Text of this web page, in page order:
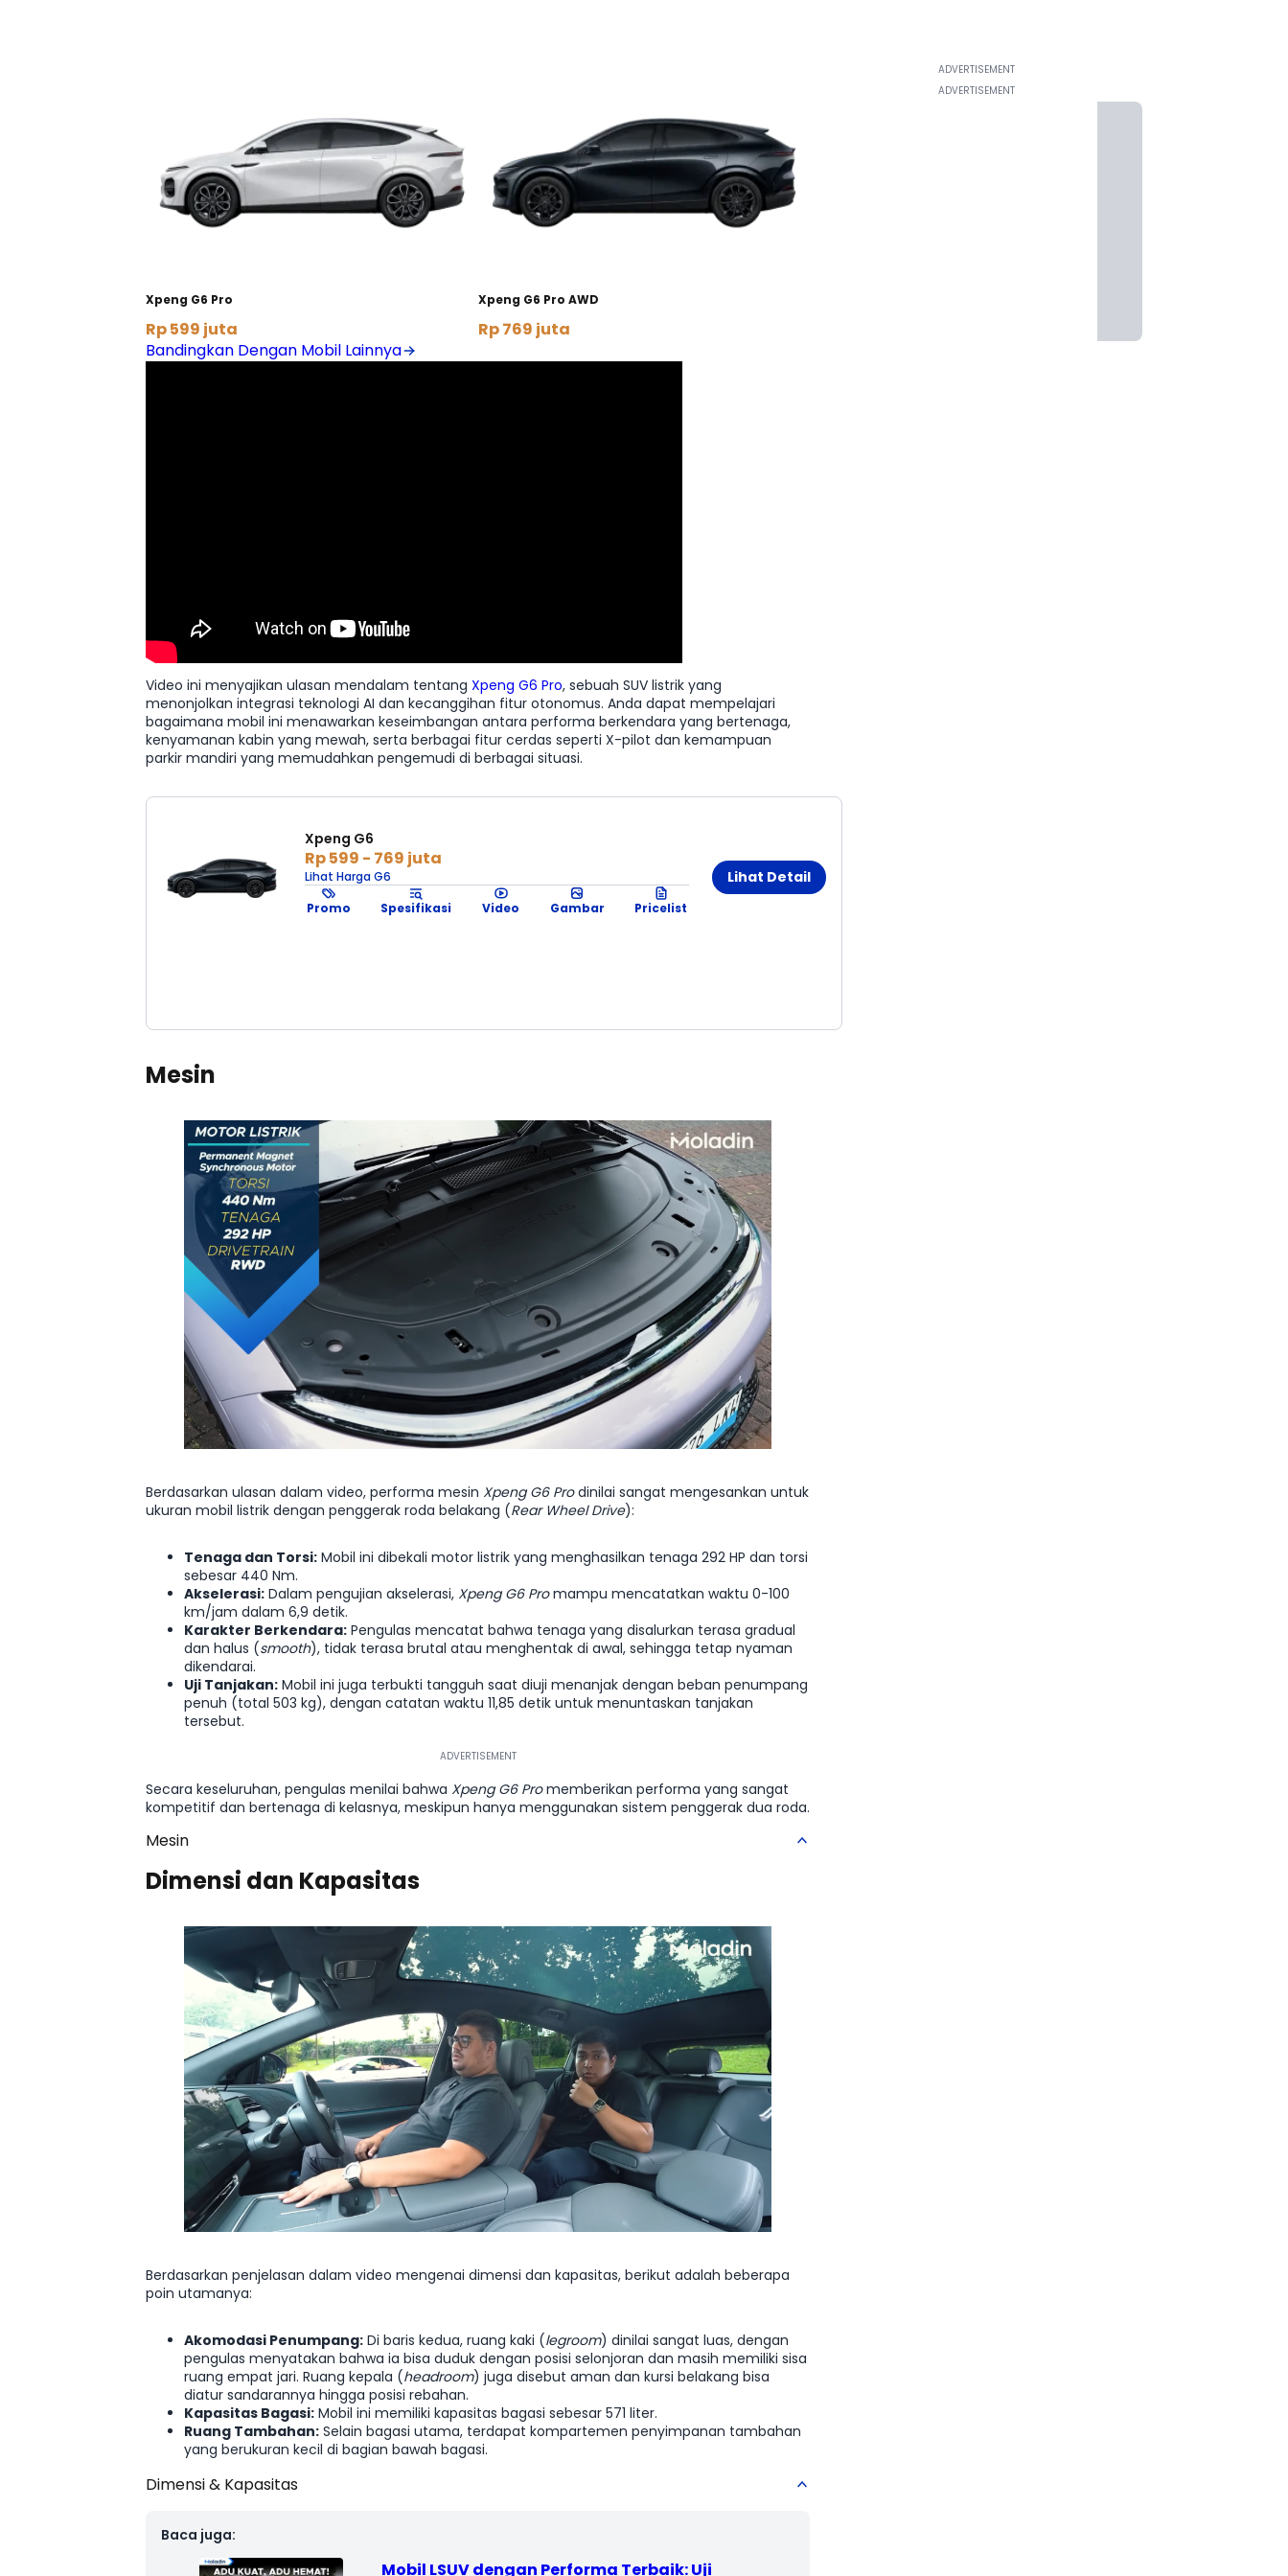
Xpeng G6 Pro
Rp 599 juta
Xpeng G6 Pro AWD
Rp 769 juta
Bandingkan Dengan Mobil Lainnya
Video ini menyajikan ulasan mendalam tentang Xpeng G6 Pro, sebuah SUV listrik yang
menonjolkan integrasi teknologi AI dan kecanggihan fitur otonomus. Anda dapat mempelajari
bagaimana mobil ini menawarkan keseimbangan antara performa berkendara yang bertenaga,
kenyamanan kabin yang mewah, serta berbagai fitur cerdas seperti X-pilot dan kemampuan
parkir mandiri yang memudahkan pengemudi di berbagai situasi.
Xpeng G6
Rp 599 - 769 juta
Lihat Harga G6
Promo
Spesifikasi Video Gambar Pricelist
Lihat Detail
Mesin
Berdasarkan ulasan dalam video, performa mesin Xpeng G6 Prodinilai sangat mengesankan untuk
ukuran mobil listrik dengan penggerak roda belakang (Rear Wheel Drive):
Tenaga dan Torsi: Mobil ini dibekali motor listrik yang menghasilkan tenaga 292 HP dan torsi
sebesar 440 Nm.
Akselerasi: Dalam pengujian akselerasi, Xpeng G6 Promampu mencatatkan waktu 0-100
km/jam dalam 6,9 detik.
Karakter Berkendara: Pengulas mencatat bahwa tenaga yang disalurkan terasa gradual
dan halus (smooth), tidak terasa brutal atau menghentak di awal, sehingga tetap nyaman
dikendarai.
Uji Tanjakan: Mobil ini juga terbukti tangguh saat diuji menanjak dengan beban penumpang
penuh (total 503 kg), dengan catatan waktu 11,85 detik untuk menuntaskan tanjakan
tersebut.
Secara keseluruhan, pengulas menilai bahwa Xpeng G6 Promemberikan performa yang sangat
kompetitif dan bertenaga di kelasnya, meskipun hanya menggunakan sistem penggerak dua roda.
Mesin
Dimensi dan Kapasitas
Berdasarkan penjelasan dalam video mengenai dimensi dan kapasitas, berikut adalah beberapa
poin utamanya:
Akomodasi Penumpang: Di baris kedua, ruang kaki (legroom) dinilai sangat luas, dengan
pengulas menyatakan bahwa ia bisa duduk dengan posisi selonjoran dan masih memiliki sisa
ruang empat jari. Ruang kepala (headroom) juga disebut aman dan kursi belakang bisa
diatur sandarannya hingga posisi rebahan.
Kapasitas Bagasi: Mobil ini memiliki kapasitas bagasi sebesar 571 liter.
Ruang Tambahan: Selain bagasi utama, terdapat kompartemen penyimpanan tambahan
yang berukuran kecil di bagian bawah bagasi.
Dimensi & Kapasitas
Mobil LSUV dengan Performa Terbaik: Uji